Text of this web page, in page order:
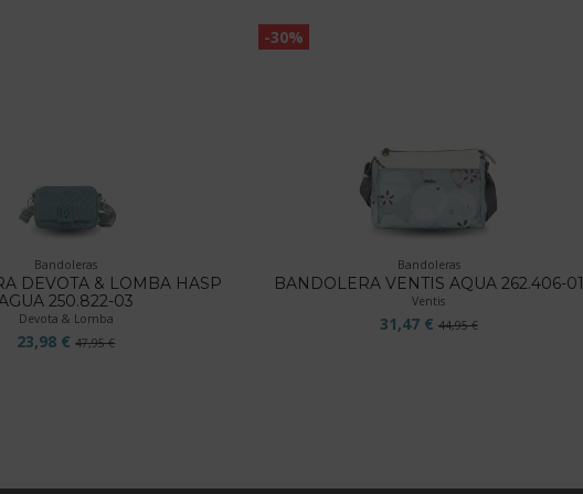
Bandoleras
DEVOTA & LOMBA HASP
AGUA 250.822-03
Devota & Lomba
23,98 €47,95 €
-30%
Bandoleras
BANDOLERA VENTIS AQUA 262.406-01
Ventis
31,47 € 44,95 €